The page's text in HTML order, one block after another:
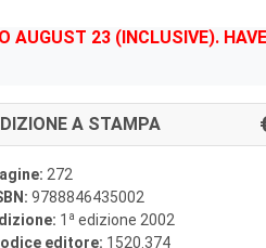
AUGUST 23 (INCLUSIVE).
A STAMPA
272
9788846435002
1 a edizione 2002
editore: 1520.374